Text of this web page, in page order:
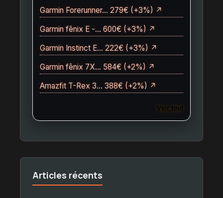
Garmin Forerunner… 279€ (+3%) ↗
Garmin fēnix E -… 600€ (+3%) ↗
Garmin Instinct E… 222€ (+3%) ↗
Garmin fēnix 7X… 584€ (+2%) ↗
Amazfit T-Rex 3… 388€ (+2%) ↗
Voir tout
Articles récents